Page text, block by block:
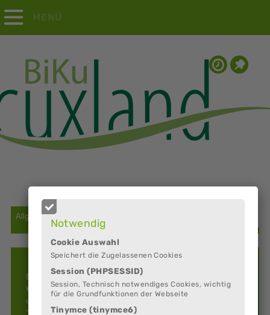
Notwendig
Cookie Auswahl
Speichert die Zugelassenen Cookies
Session (PHPSESSID)
Session, Technisch notwendiges Cookies, wichtig
für die Grundfunktionen der Webseite
Tinymce (tinymce6)
MENÜ
Elina Sieber & Hermann Kleist Wir bieten eine
Kreativwerkstatt sowie Kunst & Keramik. Unser Angebot
umfasst auch Kurse, etwa eine "Malwerkstatt" oder
"Formen mit Ton - auf einem Kindergeburtstag".